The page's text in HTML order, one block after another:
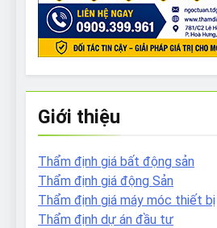
Giới thiệu
Thẩm định giá bất động sản
Thẩm định giá động Sản
Thẩm định giá máy móc thiết bị
Thẩm định dự án đầu tư